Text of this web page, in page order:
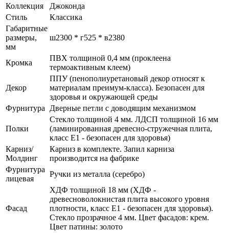
Коллекция
Джоконда
Стиль
Классика
Габаритные
размеры,
мм
ш2300 * г525 * в2380
Кромка
ПВХ толщиной 0,4 мм (проклеена
термоактивным клеем)
Декор
ППУ (пенополиуретановый декор относят к
материалам преимум-класса). Безопасен для
здоровья и окружающей среды
Фурнитура
Дверные петли с доводящим механизмом
Полки
Стекло толщиной 4 мм. ЛДСП толщиной 16 мм
(ламинированная древесно-стружечная плита,
класс E1 - безопасен для здоровья)
Карниз/
Молдинг
Карниз в комплекте. Запил карниза
производится на фабрике
Фурнитура
лицевая
Ручки из металла (серебро)
Фасад
ХДФ толщиной 18 мм (ХДФ -
древесноволокнистая плита высокого уровня
плотности, класс E1 - безопасен для здоровья).
Стекло прозрачное 4 мм. Цвет фасадов: крем.
Цвет патины: золото